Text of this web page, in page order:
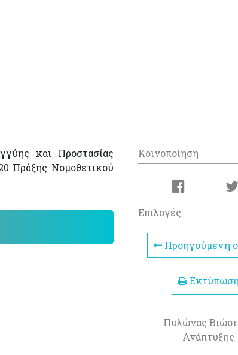
και Προστασίας
Πράξης Νομοθετικού
Κοινοποίηση
Επιλογές
Προηγούμενη
Εκτύπωση
Πυλώνας
Ανάπτυξης